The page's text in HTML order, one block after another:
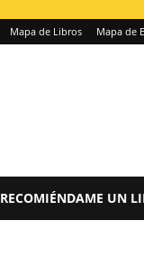
Mapa de Libros Mapa de
RECOMIÉNDAME UN